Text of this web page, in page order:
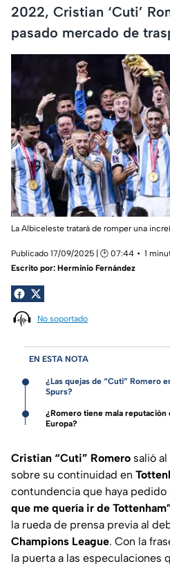
2022, Cristian ‘Cuti’
pasado mercado de
La Albiceleste tratará de romper una
Publicado 17/09/2025 | 🕑 07:44
1
Escrito por: Herminio Fernández
No soportado
EN ESTA NOTA
¿Las quejas de “Cuti” Romero
Spurs?
¿Romero tiene mala reputación
Europa?
Cristian “Cuti” Romero salió
sobre su continuidad en
contundencia que haya
que me quería ir de
la rueda de prensa previa al
Champions League. Con la
la puerta a las especulaciones